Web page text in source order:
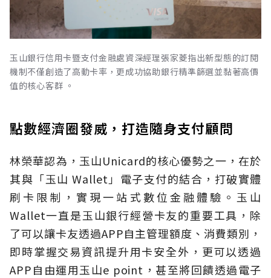
玉山銀行信用卡暨支付金融處資深經理張家菱指出新型態的訂閱
機制不僅創造了高動卡率，更成功協助銀行精準篩選並黏著高價
值的核心客群 。
點數經濟圈發威，打造隨身支付顧問
林榮華認為，玉山Unicard的核心優勢之一，在於
其與「玉山 Wallet」電子支付的結合，打破實體
刷卡限制，實現一站式數位金融體驗。玉山
Wallet一直是玉山銀行經營卡友的重要工具，除
了可以讓卡友透過APP自主管理額度、消費類別，
即時掌握交易資訊提升用卡安全外，更可以透過
APP自由運用玉山e point，甚至將回饋透過電子